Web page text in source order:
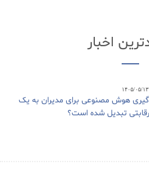
اخبار
هوش مصنوعی برای مدیران به یک
تبدیل شده است؟